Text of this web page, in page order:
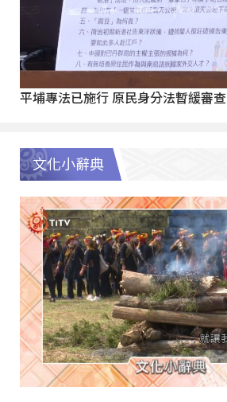
平埔專法已施行 原民身分法暫緩審查
文化小辭典